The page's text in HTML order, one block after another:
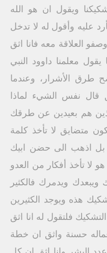
ويقول ان هو الله
عليه وأقول له لا تدخل
العلاقة معه فانا اثق
معلمنا داوود النبي
طرق الأشرار، وعندما
قال نفس الشيء لماذا
هم بعيدين عن طرقك
متضايق لا تأخذ كلمة
بل اذهب الى حضن ابيك
لا تأخذ أفكار من العدو
ويدمرك فالكثير
هذه ويوجد الكثيرين
فلتقول له انا اثق
حسنة واثق ان خطة